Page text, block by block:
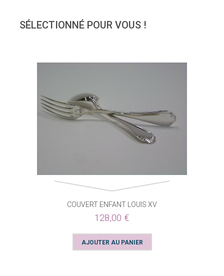
SÉLECTIONNÉ POUR VOUS !
COUVERT ENFANT LOUIS XV
128,00 €